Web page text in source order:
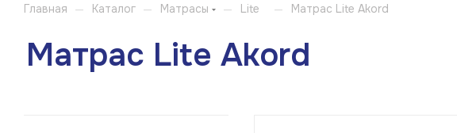
Главная — Каталог — Матрасы — Lite — Матрас Lite Akord
Матрас Lite Akord